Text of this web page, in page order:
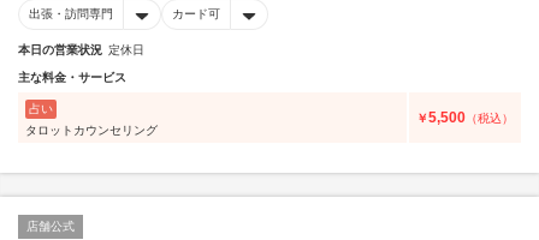
出張・訪問専門 カード可
本日の営業状況 定休日
主な料金・サービス
占い
タロットカウンセリング
￥5,500 （税込）
店舗公式